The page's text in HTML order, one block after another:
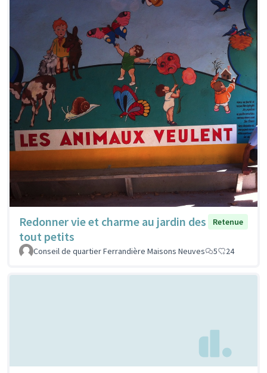
Redonner vie et charme au jardin des
tout petits
Retenue
Conseil de quartier Ferrandière Maisons Neuves 5 24